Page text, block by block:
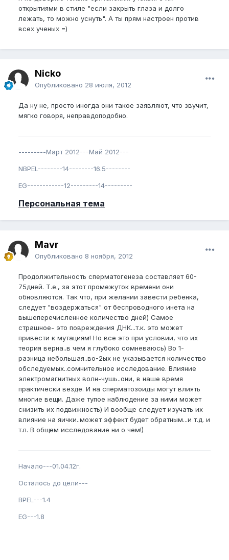
открытиями в стиле "если закрыть глаза и долго
лежать, то можно уснуть". А ты прям настроен против
всех ученых =)
Nicko
Опубликовано 28 июля, 2012
Да ну не, просто иногда они такое заявляют, что звучит,
мягко говоря, неправдоподобно.
---------Март 2012---Май 2012---
NBPEL--------14--------16.5--------
EG------------12---------14---------
Персональная тема
Mavr
Опубликовано 8 ноября, 2012
Продолжительность сперматогенеза составляет 60-
75дней. Т.е., за этот промежуток времени они
обновляются. Так что, при желании завести ребенка,
следует "воздержаться" от беспроводного инета на
вышеперечисленное количество дней) Самое
страшное- это повреждения ДНК...т.к. это может
привести к мутациям! Но все это при условии, что их
теория верна..в чем я глубоко сомневаюсь) Во 1-
разница небольшая..во-2ых не указывается количество
обследуемых..сомнительное исследование. Влияние
электромагнитных волн-чушь..они, в наше время
практически везде. И на сперматозоиды могут влиять
многие вещи. Даже тупое наблюдение за ними может
снизить их подвижность) И вообще следует изучать их
влияние на яички..может эффект будет обратным...и т.д. и
т.п. В общем исследование ни о чем!)
Начало---01.04.12г.
Осталось до цели---
BPEL---1.4
EG---1.8